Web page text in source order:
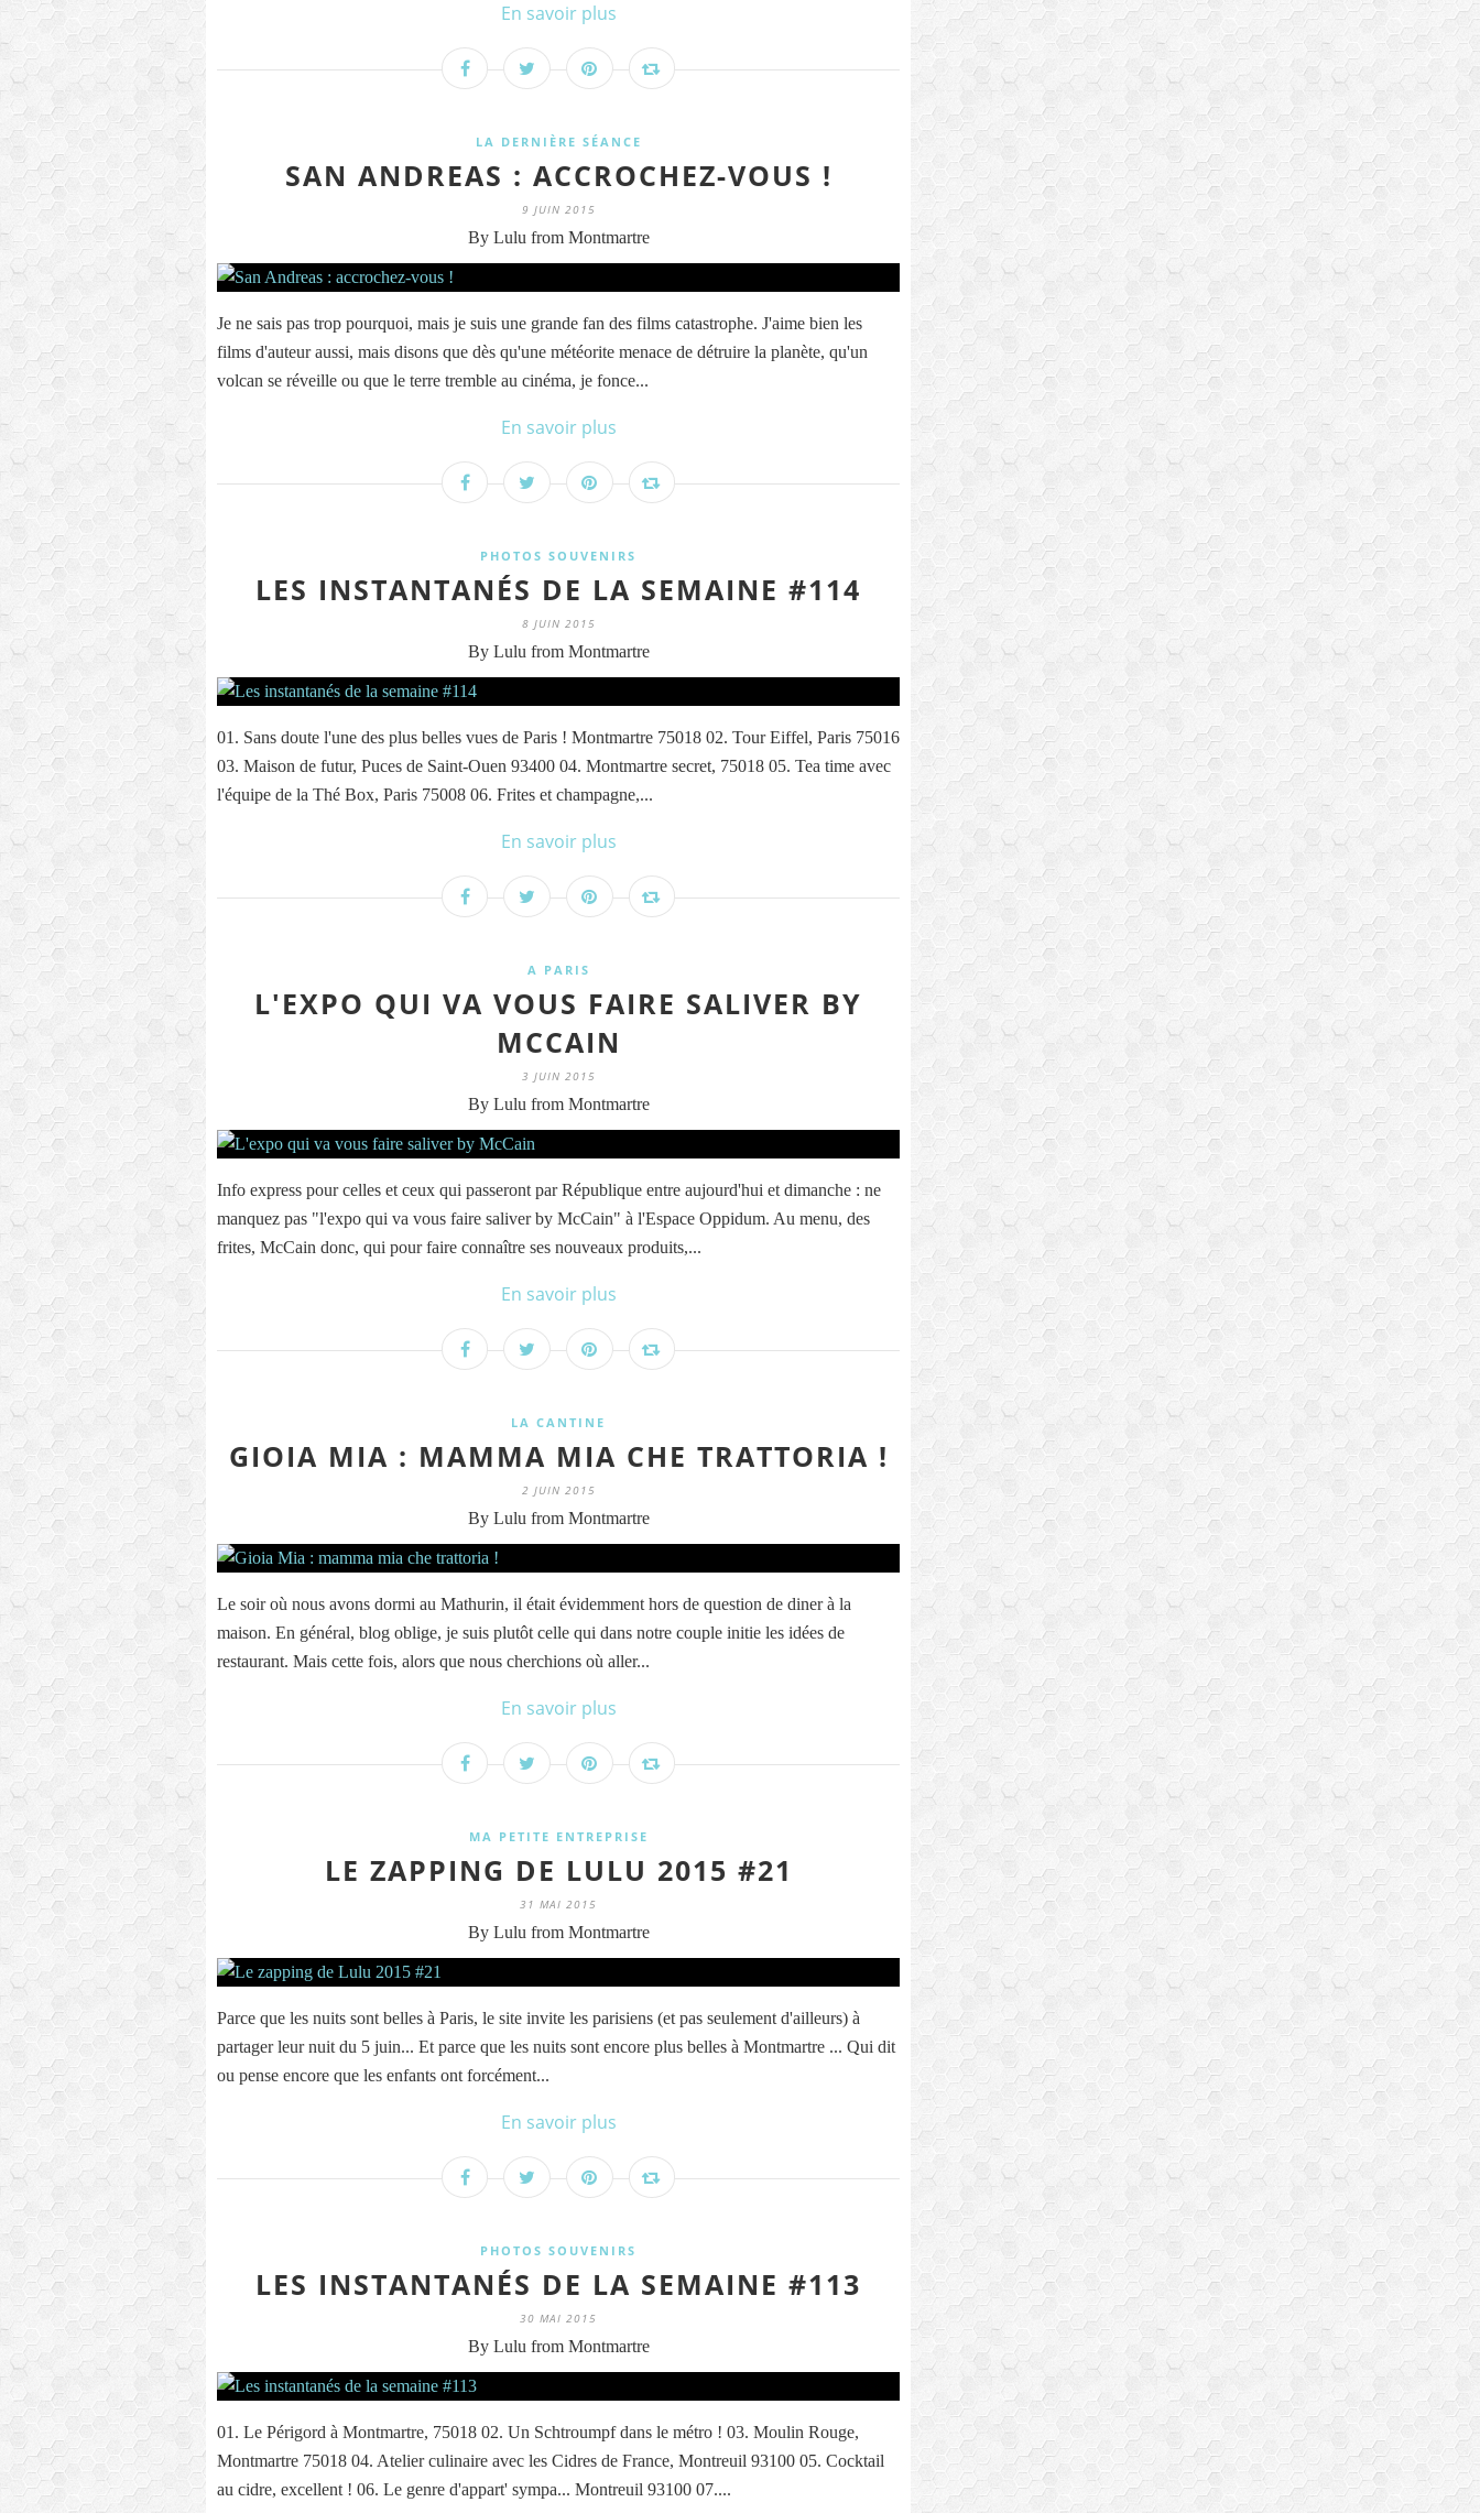
En savoir plus
LA DERNIÈRE SÉANCE
SAN ANDREAS : ACCROCHEZ-VOUS !
9 JUIN 2015
By Lulu from Montmartre
Je ne sais pas trop pourquoi, mais je suis une grande fan des films catastrophe. J'aime bien les
films d'auteur aussi, mais disons que dès qu'une météorite menace de détruire la planète, qu'un
volcan se réveille ou que le terre tremble au cinéma, je fonce...
En savoir plus
PHOTOS SOUVENIRS
LES INSTANTANÉS DE LA SEMAINE #114
8 JUIN 2015
By Lulu from Montmartre
01. Sans doute l'une des plus belles vues de Paris ! Montmartre 75018 02. Tour Eiffel, Paris 75016
03. Maison de futur, Puces de Saint-Ouen 93400 04. Montmartre secret, 75018 05. Tea time avec
l'équipe de la Thé Box, Paris 75008 06. Frites et champagne,...
En savoir plus
A PARIS
L'EXPO QUI VA VOUS FAIRE SALIVER BY
MCCAIN
3 JUIN 2015
By Lulu from Montmartre
Info express pour celles et ceux qui passeront par République entre aujourd'hui et dimanche : ne
manquez pas "l'expo qui va vous faire saliver by McCain" à l'Espace Oppidum. Au menu, des
frites, McCain donc, qui pour faire connaître ses nouveaux produits,...
En savoir plus
LA CANTINE
GIOIA MIA : MAMMA MIA CHE TRATTORIA !
2 JUIN 2015
By Lulu from Montmartre
Le soir où nous avons dormi au Mathurin, il était évidemment hors de question de diner à la
maison. En général, blog oblige, je suis plutôt celle qui dans notre couple initie les idées de
restaurant. Mais cette fois, alors que nous cherchions où aller...
En savoir plus
MA PETITE ENTREPRISE
LE ZAPPING DE LULU 2015 #21
31 MAI 2015
By Lulu from Montmartre
Parce que les nuits sont belles à Paris, le site invite les parisiens (et pas seulement d'ailleurs) à
partager leur nuit du 5 juin... Et parce que les nuits sont encore plus belles à Montmartre ... Qui dit
ou pense encore que les enfants ont forcément...
En savoir plus
PHOTOS SOUVENIRS
LES INSTANTANÉS DE LA SEMAINE #113
30 MAI 2015
By Lulu from Montmartre
01. Le Périgord à Montmartre, 75018 02. Un Schtroumpf dans le métro ! 03. Moulin Rouge,
Montmartre 75018 04. Atelier culinaire avec les Cidres de France, Montreuil 93100 05. Cocktail
au cidre, excellent ! 06. Le genre d'appart' sympa... Montreuil 93100 07....